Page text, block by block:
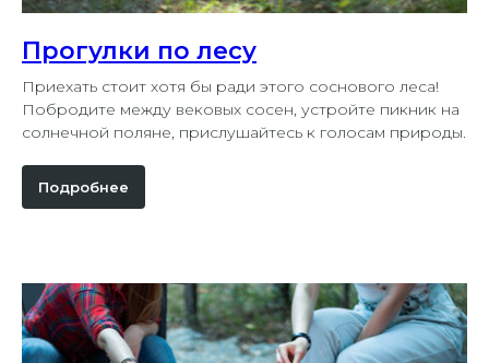
Прогулки по лесу
Приехать стоит хотя бы ради этого соснового леса!
Побродите между вековых сосен, устройте пикник на
солнечной поляне, прислушайтесь к голосам природы.
Подробнее